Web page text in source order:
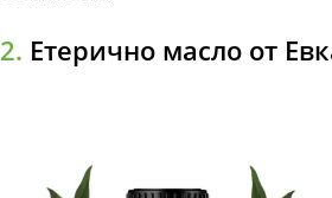
2. Етерично масло от